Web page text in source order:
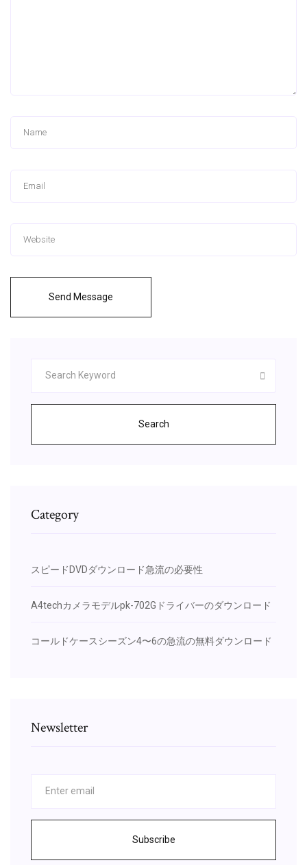
Send Message
Search
Category
スピードDVDダウンロード急流の必要性
A4techカメラモデルpk-702Gドライバーのダウンロード
コールドケースシーズン4〜6の急流の無料ダウンロード
Newsletter
Subscribe